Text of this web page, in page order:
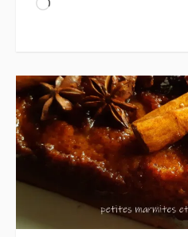
Chargement…